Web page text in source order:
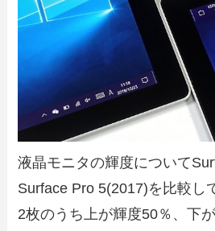
液晶モニタの輝度について
Surface Pro 5(2017)を比較し
2枚のうち上が輝度50％、下